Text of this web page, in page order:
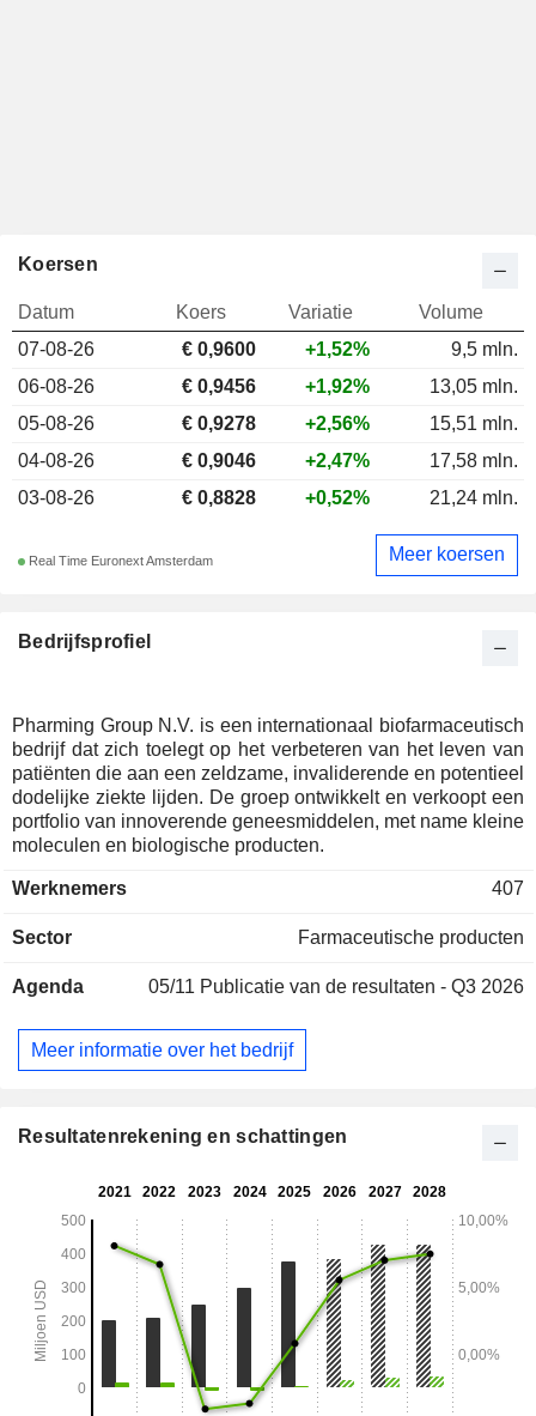
Bedrijfsprofiel
Pharming Group N.V. is een internationaal biofarmaceutisch
bedrijf dat zich toelegt op het verbeteren van het leven van
patiënten die aan een zeldzame, invaliderende en potentieel
dodelijke ziekte lijden. De groep ontwikkelt en verkoopt een
portfolio van innoverende geneesmiddelen, met name kleine
moleculen en biologische producten.
Werknemers 407
Sector Farmaceutische producten
Agenda 05/11 Publicatie van de resultaten - Q3 2026
Meer informatie over het bedrijf
Koersen
Datum Koers Variatie
Volume
07-08-26
€ 0,9600 +1,52%
9,5 mln.
06-08-26
€ 0,9456 +1,92%
13,05 mln.
05-08-26
€ 0,9278 +2,56%
15,51 mln.
04-08-26
€ 0,9046 +2,47%
17,58 mln.
03-08-26
€ 0,8828 +0,52% 21,24 mln.
Real Time Euronext Amsterdam Meer koersen
Resultatenrekening en schattingen